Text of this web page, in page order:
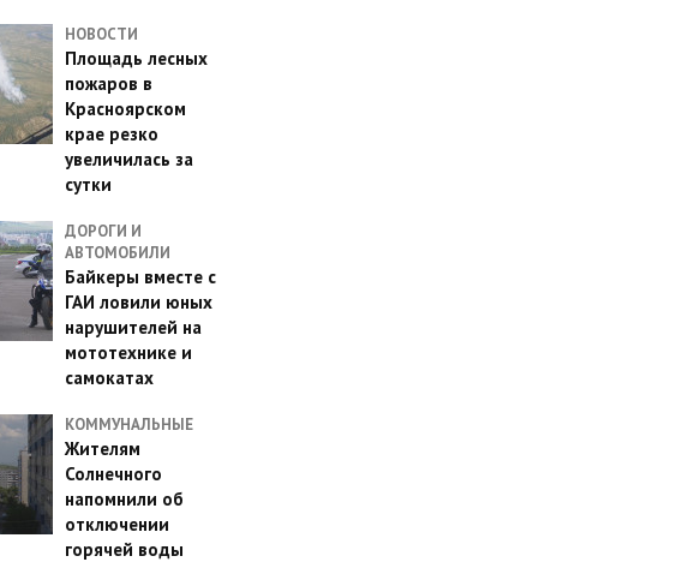
НОВОСТИ
Площадь лесных
пожаров в
Красноярском
крае резко
увеличилась за
сутки
ДОРОГИ И
АВТОМОБИЛИ
Байкеры вместе с
ГАИ ловили юных
нарушителей на
мототехнике и
самокатах
КОММУНАЛЬНЫЕ
Жителям
Солнечного
напомнили об
отключении
горячей воды